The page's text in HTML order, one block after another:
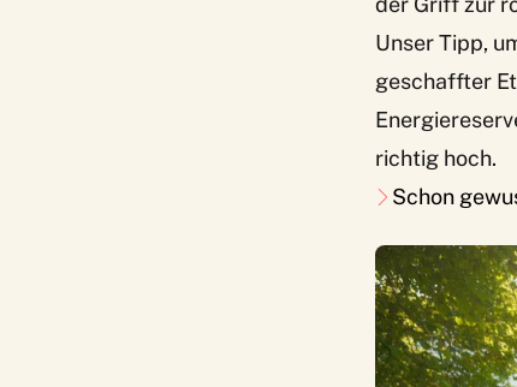
Unser Tipp,
geschaffter
richtig hoch.
Schon